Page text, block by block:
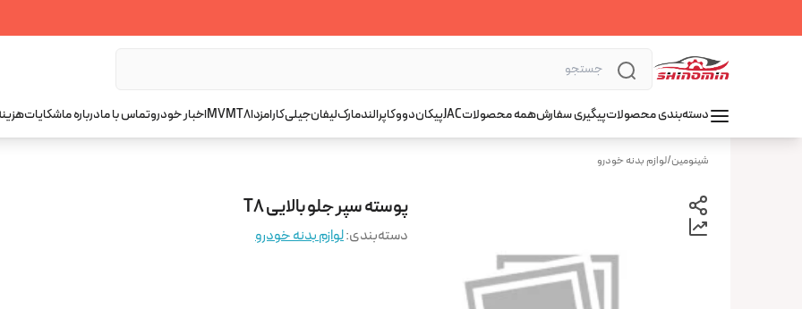
دسته‌بندی محصولاتپیگیری سفارشهمه محصولاتJACپیکاندووکاپرالندمارکلیفانجیلیکارامزداT8
MVMاخبار خودروتماس با مادرباره ماشکایات
شینومین/لوازم بدنه خودرو
پوسته سپر جلو بالایی T8
دسته‌بندی:لوازم بدنه خودرو